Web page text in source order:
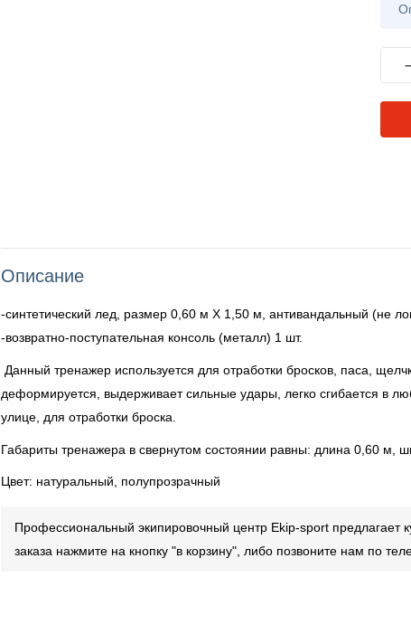
Описание
-синтетический лед, размер 0,60 м Х 1,50 м, антивандальный (не
-возвратно-поступательная консоль (металл) 1 шт.
Данный тренажер используется для отработки бросков, паса,
деформируется, выдерживает сильные удары, легко сгибается в
улице, для отработки броска.
Габариты тренажера в свернутом состоянии равны: длина 0,60 м,
Цвет: натуральный, полупрозрачный
Профессиональный экипировочный центр Ekip-sport предлагает
заказа нажмите на кнопку "в корзину", либо позвоните нам по